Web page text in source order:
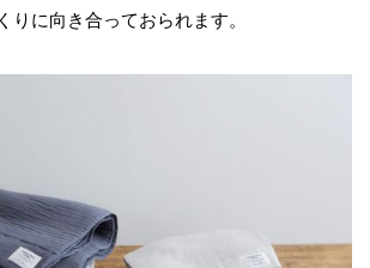
りに向き合っておられます。